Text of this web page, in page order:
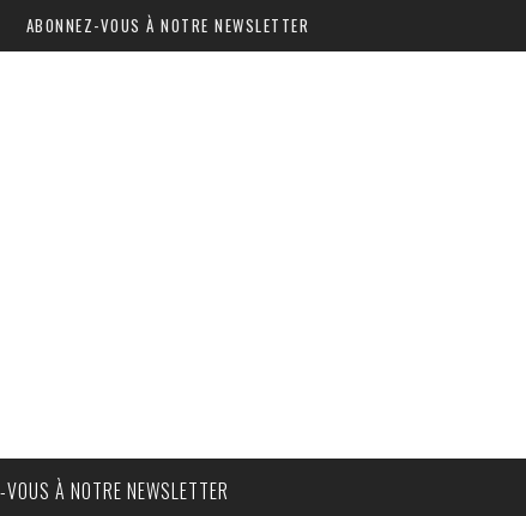
ABONNEZ-VOUS À NOTRE NEWSLETTER
À NOTRE NEWSLETTER